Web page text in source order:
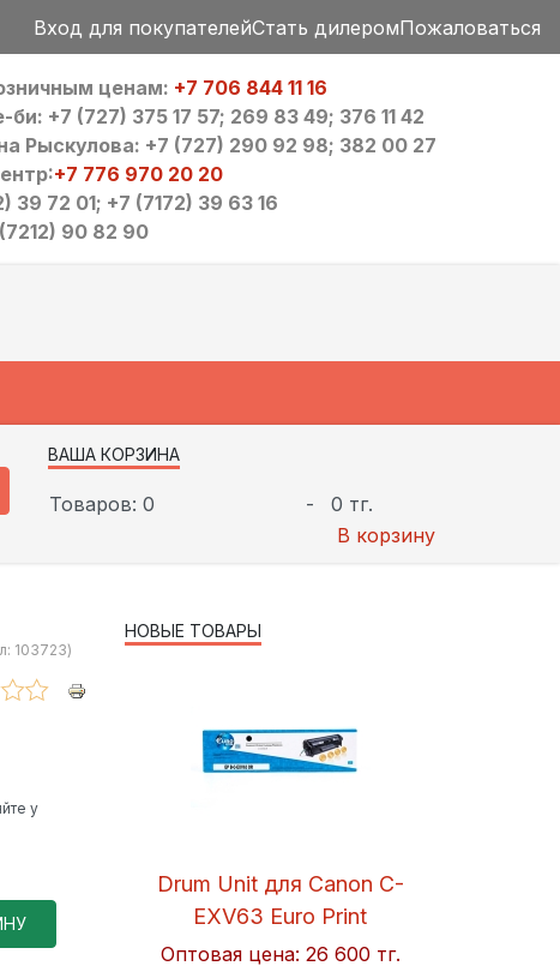
Вход для покупателейСтать дилеромПожаловаться
ценам: +7 706 844 11 16
+7 (727) 375 17 57; 269 83 49; 376 11 42
Рыскулова: +7 (727) 290 92 98; 382 00 27
+7 776 970 20 20
39 72 01; +7 (7172) 39 63 16
90 82 90
ВАША КОРЗИНА
Товаров: 0 -
0 тг.
В корзину
103723)
у
НОВЫЕ ТОВАРЫ
Drum Unit для Canon C-
EXV63 Euro Print
Оптовая цена: 26 600 тг.